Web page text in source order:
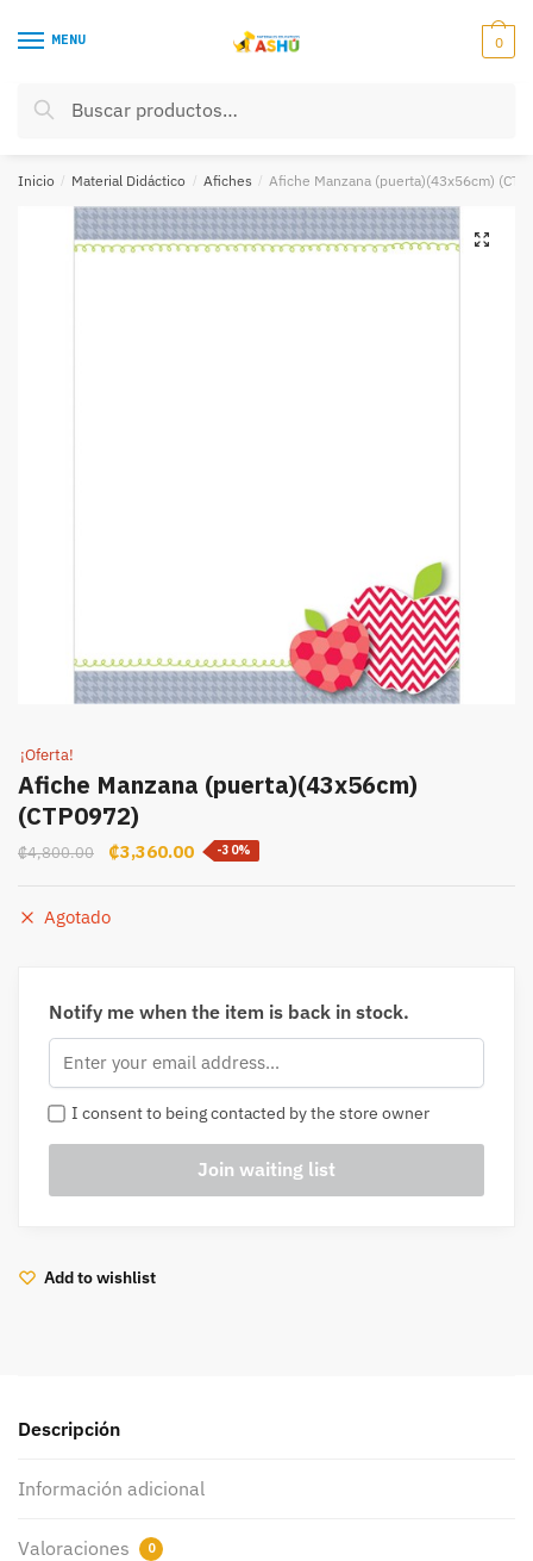
MENU
Buscar
Buscar
0
Inicio / Material Didáctico / Afiches / Afiche Manzana (puerta)(43x56cm)
¡Oferta!
Afiche Manzana (puerta)(43x56cm)
(CTP0972)
₡4,800.00
Original
₡3,360.00Current
-30%
Agotado
Notify me when the item is back in stock.
I consent to being contacted by the store owner
Add to wishlist
Descripción
Información adicional
Valoraciones 0